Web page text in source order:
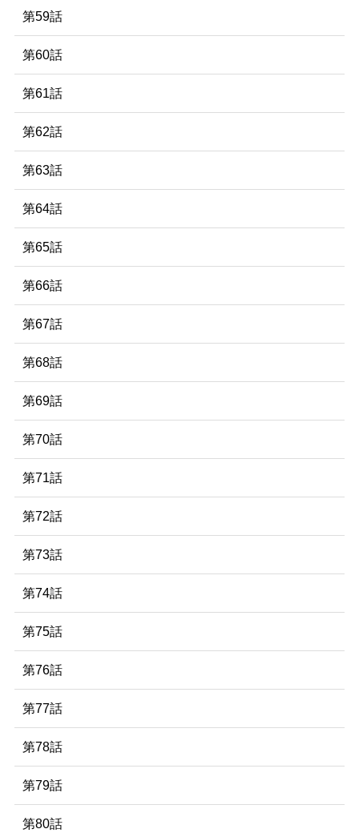
第59話
第60話
第61話
第62話
第63話
第64話
第65話
第66話
第67話
第68話
第69話
第70話
第71話
第72話
第73話
第74話
第75話
第76話
第77話
第78話
第79話
第80話